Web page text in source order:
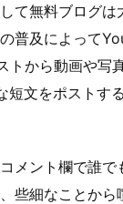
て無料ブログは
普及によって
から動画や写
短文をポストす
メント欄で誰で
些細なことから